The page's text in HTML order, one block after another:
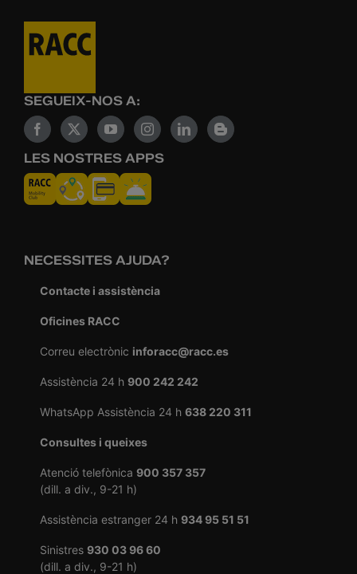
SEGUEIX-NOS A:
LES NOSTRES APPS
NECESSITES AJUDA?
Contacte i assistència
Oficines RACC
Correu electrònic inforacc@racc.es
Assistència 24 h 900 242 242
WhatsApp Assistència 24 h 638 220 311
Consultes i queixes
Atenció telefònica 900 357 357
(dill. a div., 9-21 h)
Assistència estranger 24 h 934 95 51 51
Sinistres 930 03 96 60
(dill. a div., 9-21 h)